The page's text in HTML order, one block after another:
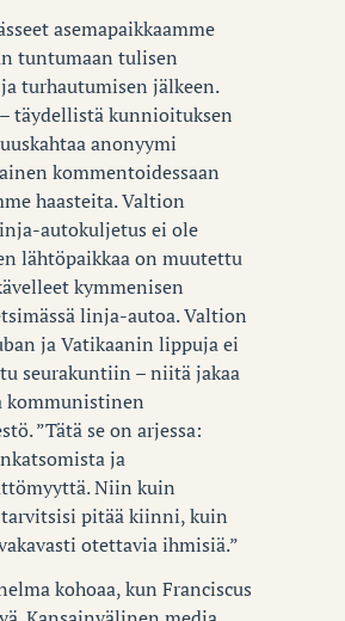
asemapaikkaamme
tuntumaan tulisen
turhautumisen jälkeen.
– täydellistä kunnioituksen
anonyymi
kommentoidessaan
haasteita. Valtion
autokuljetus ei ole
lähtöpaikkaa on muutettu
kymmenisen
linja-autoa. Valtion
ja Vatikaanin lippuja ei
seurakuntiin – niitä jakaa
kommunistinen
”Tätä se on arjessa:
ja
Niin kuin
pitää kiinni, kuin
otettavia ihmisiä.”
kohoaa, kun Franciscus